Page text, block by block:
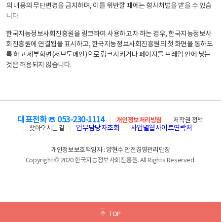
의 내용의 무단변경을 금지하며, 이를 위반할 때에는 형사처벌을 받을 수 있습
니다.
한국지능정보사회진흥원을 링크하여 사용하고자 하는 경우, 한국지능정보사
회진흥원에 연결됨을 표시하고, 한국지능정보사회진흥원의 첫 화면을 통하도
록 하고 세부화면(서브도메인)으로 링크시키거나 페이지를 프레임 안에 넣는
것은 허용되지 않습니다.
TOP
대표전화 ☏ 053-230-1114 개인정보처리방침
저작권 정책
찾아오시는 길
업무담당자조회 사업별웹사이트연락처
개인정보보호책임자 : 양현수 안전경영관리단장
Copyright © 2020 한국지능정보사회진흥원. All Rights Reserved.